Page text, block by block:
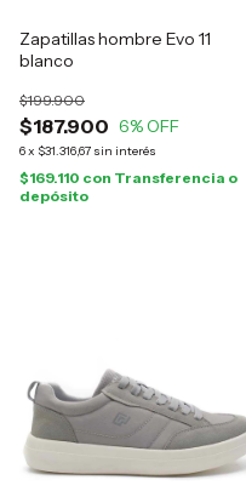
Zapatillas hombre Evo 11
blanco
$187.900
$199.900
6% OFF
6x $31.316,67 sin interés
$169.110 con Transferencia o
depósito